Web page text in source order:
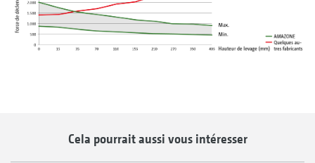
Cela pourrait aussi vous intéresser